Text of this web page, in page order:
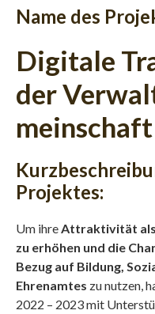
Name des
Digitale
der
Projektes:
Um ihreAttraktivität
zu erhöhen und die
Bezug auf Bildung,
Ehrenamtes zu nutzen,
2022 – 2023 mit